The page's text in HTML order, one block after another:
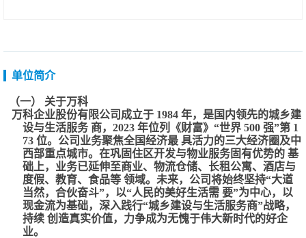
单位简介
（一）关于万科
万科企业股份有限公司成立于1984年，是国内领先的城乡建
设与生活服务商，2023年位列《财富》“世界500强”第1
73位。公司业务聚焦全国经济最具活力的三大经济圈及中
西部重点城市。在巩固住区开发与物业服务固有优势的基
础上，业务已延伸至商业、物流仓储、长租公寓、酒店与
度假、教育、食品等领域。未来，公司将始终坚持“大道
当然，合伙奋斗”，以“人民的美好生活需要”为中心，以
现金流为基础，深入践行“城乡建设与生活服务商”战略，
持续创造真实价值，力争成为无愧于伟大新时代的好企
业。